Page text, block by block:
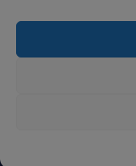
Copyright ©